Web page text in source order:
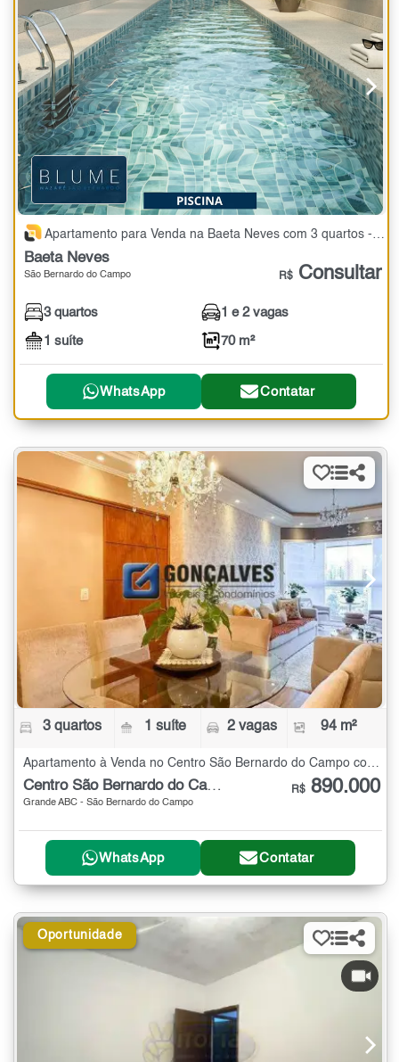
Apartamento para Venda na Baeta Neves com 3 quartos - 70 m²
Baeta Neves
São Bernardo do Campo R$ Consultar
3 quartos
1 suíte
1 e 2 vagas
70 m²
WhatsApp Contatar
3 quartos 1 suíte 2 vagas 94 m²
Apartamento à Venda no Centro São Bernardo do Campo com 3 quartos - 94 m²
Centro São Bernardo do Campo
Grande ABC - São Bernardo do Campo
R$ 890.000
WhatsApp Contatar
Oportunidade